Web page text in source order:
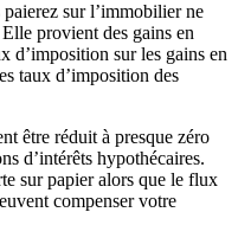
sur l’immobilier ne
provient des gains en
d’imposition sur les gains en
taux d’imposition des
être réduit à presque zéro
d’intérêts hypothécaires.
sur papier alors que le flux
compenser votre